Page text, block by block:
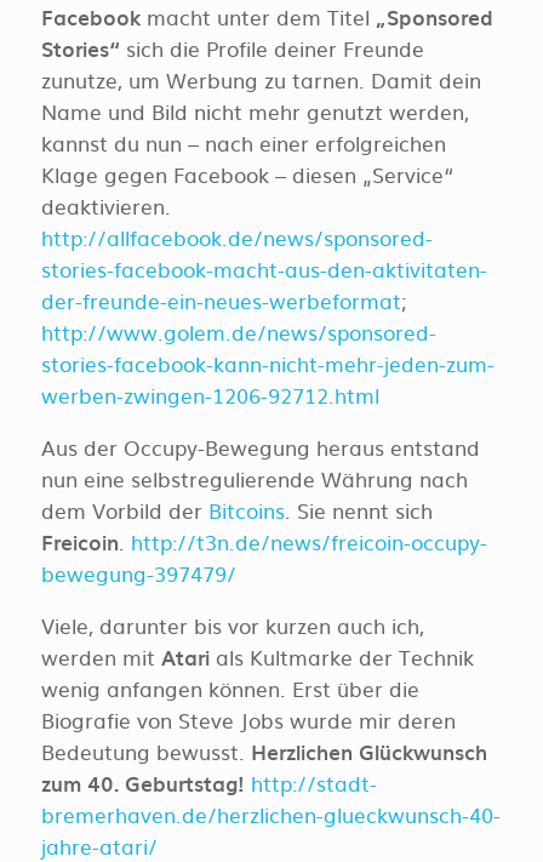
Facebook macht unter dem Titel „Sponsored
Stories“ sich die Profile deiner Freunde
zunutze, um Werbung zu tarnen. Damit dein
Name und Bild nicht mehr genutzt werden,
kannst du nun – nach einer erfolgreichen
Klage gegen Facebook – diesen „Service“
deaktivieren.
http://allfacebook.de/news/sponsored-
stories-facebook-macht-aus-den-aktivitaten-
der-freunde-ein-neues-werbeformat;
http://www.golem.de/news/sponsored-
stories-facebook-kann-nicht-mehr-jeden-zum-
werben-zwingen-1206-92712.html
Aus der Occupy-Bewegung heraus entstand
nun eine selbstregulierende Währung nach
dem Vorbild der Bitcoins. Sie nennt sich
Freicoin. http://t3n.de/news/freicoin-occupy-
bewegung-397479/
Viele, darunter bis vor kurzen auch ich,
werden mit Atari als Kultmarke der Technik
wenig anfangen können. Erst über die
Biografie von Steve Jobs wurde mir deren
Bedeutung bewusst. Herzlichen Glückwunsch
zum 40. Geburtstag! http://stadt-
bremerhaven.de/herzlichen-glueckwunsch-40-
jahre-atari/